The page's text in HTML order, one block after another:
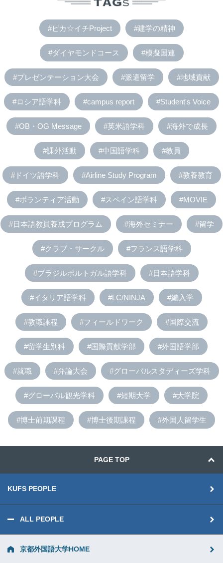
#ピカ☆イチProject #建学の精神
#ダイヤモンドコース #模擬国連
#プレゼンテーション大会 #派遣留学 #地域貢献
#ロシア語学科 #campus report #Student's Voice
#OB・OG Message #英米語学科 #海外で成長
#課外活動 #中国語学科 #教員
#ドイツ語学科 #Airline Study Program #教養教育
#ボランティア活動 #スペイン語学科 #MOVIE
#日本語教員養成プログラム #海外セミナー #留学
#クラブ・サークル #フランス語学科
#ブラジルポルトガル語学科 #日本語学科
#イタリア語学科 #LC/NINJA #編入学
#教職課程 #フィールドワーク #国際交流
#留学生別科 #国際貢献学部 #外国語学部
#就職 #弁論大会 #グローバルスタディーズ学科
#グローバル観光学科 #短期大学 #大学院
#博士前期課程 #博士後期課程 #外国人留学生
PAGE TOP
KUFS PEOPLE
ALL PEOPLE
京都外国語大学HOME